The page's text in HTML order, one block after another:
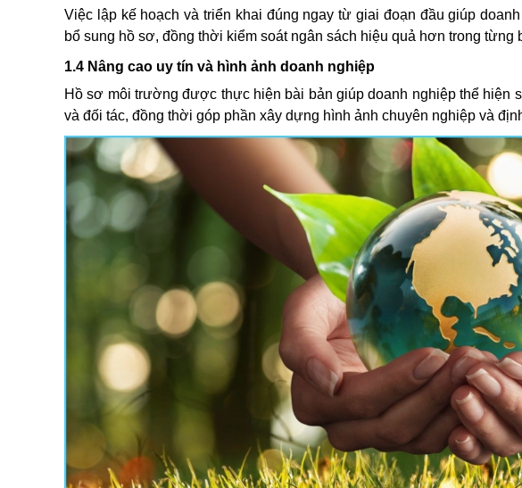
Việc lập kế hoạch và triển khai đúng ngay từ giai đoạn đầu giúp
bổ sung hồ sơ, đồng thời kiểm soát ngân sách hiệu quả hơn trong từng
1.4 Nâng cao uy tín và hình ảnh doanh nghiệp
Hồ sơ môi trường được thực hiện bài bản giúp doanh nghiệp thể hiện
và đối tác, đồng thời góp phần xây dựng hình ảnh chuyên nghiệp và